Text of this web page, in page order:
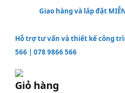
Giao hàng và lắp đặt
Hỗ trợ tư vấn và thiết kế công
566 |078 9866 566
Giỏ hàng